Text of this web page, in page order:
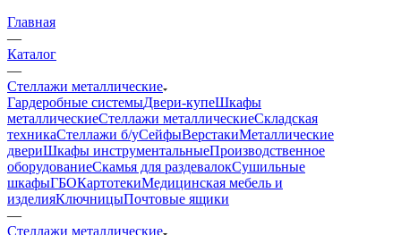
Главная
—
Каталог
—
Стеллажи металлические
Гардеробные системыДвери-купеШкафы
металлическиеСтеллажи металлическиеСкладская
техникаСтеллажи б/уСейфыВерстакиМеталлические
двериШкафы инструментальныеПроизводственное
оборудованиеСкамья для раздевалокСушильные
шкафыГБОКартотекиМедицинская мебель и
изделияКлючницыПочтовые ящики
—
Стеллажи металлические